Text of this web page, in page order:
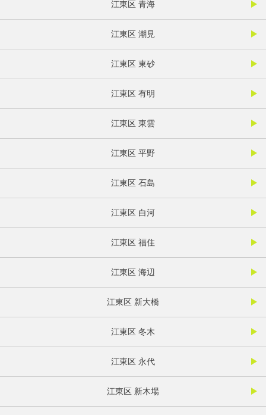
江東区 青海
江東区 潮見
江東区 東砂
江東区 有明
江東区 東雲
江東区 平野
江東区 石島
江東区 白河
江東区 福住
江東区 海辺
江東区 新大橋
江東区 冬木
江東区 永代
江東区 新木場